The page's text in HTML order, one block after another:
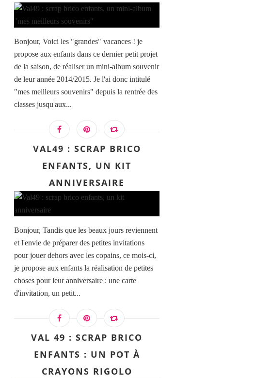
Bonjour, Voici les "grandes" vacances ! je
propose aux enfants dans ce dernier petit projet
de la saison, de réaliser un mini-album souvenir
de leur année 2014/2015. Je l'ai donc intitulé
"mes meilleurs souvenirs" depuis la rentrée des
classes jusqu'aux...
VAL49 : SCRAP BRICO
ENFANTS, UN KIT
ANNIVERSAIRE
Bonjour, Tandis que les beaux jours reviennent
et l'envie de préparer des petites invitations
pour jouer dehors avec les copains, ce mois-ci,
je propose aux enfants la réalisation de petites
choses pour leur anniversaire : une carte
d'invitation, un petit...
VAL 49 : SCRAP BRICO
ENFANTS : UN POT À
CRAYONS RIGOLO